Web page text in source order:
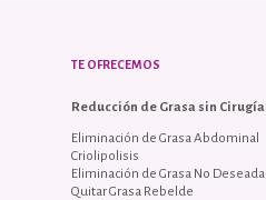
TE OFRECEMOS
Reducción de Grasa sin Cirugía
Eliminación de Grasa Abdominal
Criolipolisis
Eliminación de Grasa No Deseada
Quitar Grasa Rebelde